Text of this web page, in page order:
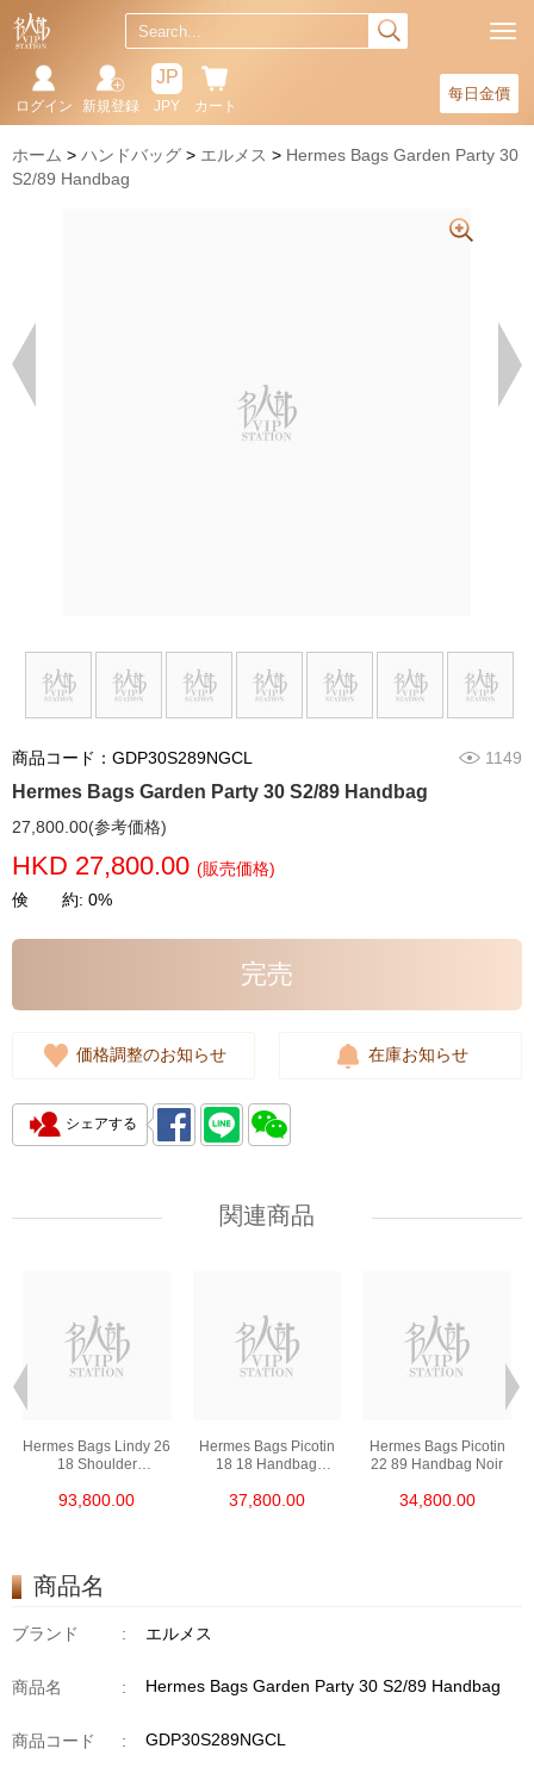
每日金價
カート
JP
JPY
新規登録
ログイン
ホーム ハンドバッグ エルメス
Hermes Bags Garden Party 30
S2/89 Handbag
商品コード：GDP30S289NGCL 1149
Hermes Bags Garden Party 30 S2/89 Handbag
27,800.00(参考価格)
HKD 27,800.00 (販売価格)
倹 約: 0%
完売
価格調整のお知らせ 在庫お知らせ
シェアする
関連商品
Hermes Bags Lindy 26
18 Shoulder
93,800.00
Hermes Bags Picotin
18 18 Handbag
37,800.00
Hermes Bags Picotin
22 89 Handbag Noir
34,800.00
商品名
ブランド : エルメス
商品名 : Hermes Bags Garden Party 30 S2/89 Handbag
商品コード : GDP30S289NGCL